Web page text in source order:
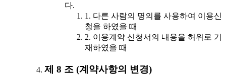
다.
1. 다른 사람의 명의를 사용하여 이용신
청을 하였을 때
2. 이용계약 신청서의 내용을 허위로 기
재하였을 때
제 8 조 (계약사항의 변경)